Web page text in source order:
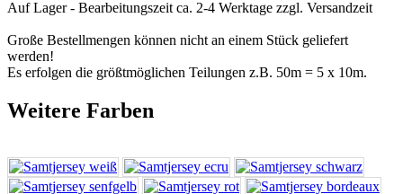
Auf Lager - Bearbeitungszeit ca. 2-4 Werktage zzgl. Versandzeit
Große Bestellmengen können nicht an einem Stück geliefert
werden!
Es erfolgen die größtmöglichen Teilungen z.B. 50m = 5 x 10m.
Weitere Farben